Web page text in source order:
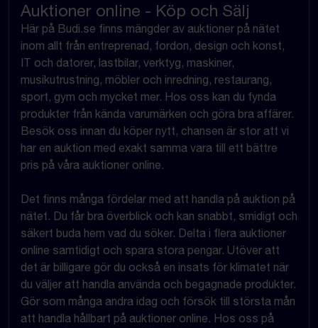
Auktioner online - Köp och Sälj
Här på Budi.se finns mängder av auktioner på nätet
inom allt från entreprenad, fordon, design och konst,
IT och datorer, lastbilar, verktyg, maskiner,
musikutrustning, möbler och inredning, restaurang,
sport, gym och mycket mer. Hos oss kan du fynda
produkter från kända varumärken och göra bra affärer.
Besök oss innan du köper nytt, chansen är stor att vi
har en auktion med exakt samma vara till ett bättre
pris på våra auktioner online.
Det finns många fördelar med att handla på auktion på
nätet. Du får bra överblick och kan snabbt, smidigt och
säkert buda hem vad du söker. Delta i flera auktioner
online samtidigt och spara stora pengar. Utöver att
det är billigare gör du också en insats för klimatet när
du väljer att handla använda och begagnade produkter.
Gör som många andra idag och försök till största mån
att handla hållbart på auktioner online. Hos oss på